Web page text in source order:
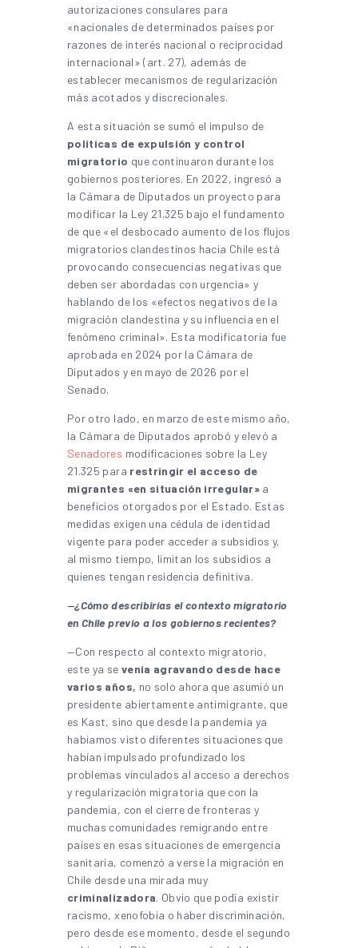
autorizaciones consulares para
«nacionales de determinados países por
razones de interés nacional o reciprocidad
internacional» (art. 27), además de
establecer mecanismos de regularización
más acotados y discrecionales.
A esta situación se sumó el impulso de
políticas de expulsión y control
migratorio que continuaron durante los
gobiernos posteriores. En 2022, ingresó a
la Cámara de Diputados un proyecto para
modificar la Ley 21.325 bajo el fundamento
de que «el desbocado aumento de los flujos
migratorios clandestinos hacia Chile está
provocando consecuencias negativas que
deben ser abordadas con urgencia» y
hablando de los «efectos negativos de la
migración clandestina y su influencia en el
fenómeno criminal». Esta modificatoria fue
aprobada en 2024 por la Cámara de
Diputados y en mayo de 2026 por el
Senado.
Por otro lado, en marzo de este mismo año,
la Cámara de Diputados aprobó y elevó a
Senadores modificaciones sobre la Ley
21.325 para restringir el acceso de
migrantes «en situación irregular» a
beneficios otorgados por el Estado. Estas
medidas exigen una cédula de identidad
vigente para poder acceder a subsidios y,
al mismo tiempo, limitan los subsidios a
quienes tengan residencia definitiva.
—¿Cómo describirías el contexto migratorio
en Chile previo a los gobiernos recientes?
—Con respecto al contexto migratorio,
este ya se venía agravando desde hace
varios años, no solo ahora que asumió un
presidente abiertamente antimigrante, que
es Kast, sino que desde la pandemia ya
habíamos visto diferentes situaciones que
habían impulsado profundizado los
problemas vinculados al acceso a derechos
y regularización migratoria que con la
pandemia, con el cierre de fronteras y
muchas comunidades remigrando entre
países en esas situaciones de emergencia
sanitaria, comenzó a verse la migración en
Chile desde una mirada muy
criminalizadora. Obvio que podía existir
racismo, xenofobia o haber discriminación,
pero desde ese momento, desde el segundo